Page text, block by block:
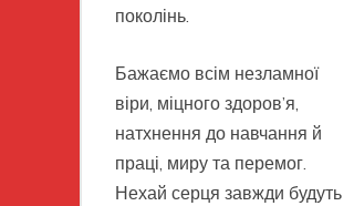
поколінь.
Бажаємо всім незламної
віри, міцного здоров’я,
натхнення до навчання й
праці, миру та перемог.
Нехай серця завжди будуть